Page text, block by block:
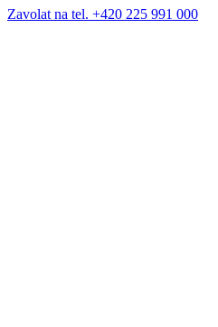
Zavolat na tel. +420 225 991 000